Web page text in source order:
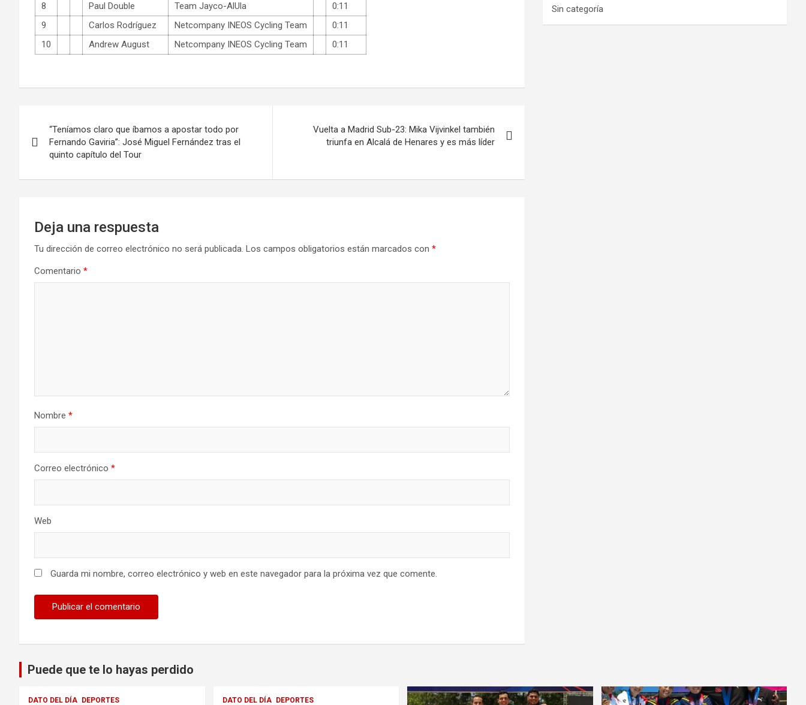
8
Paul Double Team Jayco-AlUla
0:11
9
Carlos Rodríguez Netcompany INEOS Cycling Team
0:11
10
Andrew August Netcompany INEOS Cycling Team 0:11
de
entradas
“Teníamos claro que íbamos a apostar todo por
Fernando Gaviria”: José Miguel Fernández tras el
quinto capítulo del Tour
Vuelta a Madrid Sub-23: Mika Vijvinkel también
triunfa en Alcalá de Henares y es más líder
Deja una respuesta
Tu dirección de correo electrónico no será publicada. Los campos obligatorios están marcados con *
Comentario *
Nombre *
Correo electrónico *
Web
Guarda mi nombre, correo electrónico y web en este navegador para la próxima vez que comente.
Sin categoría
Puede que te lo hayas perdido
DATO DEL DÍA
DEPORTES
DATO DEL DÍA
DEPORTES